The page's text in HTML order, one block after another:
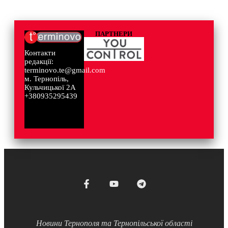
Контакти
редакції:
terminovo.te@gmail.com
м. Тернопіль,
Кульчицької 2А
+380935295439
ПАРТНЕРИ
Новини Тернополя та Тернопільської області